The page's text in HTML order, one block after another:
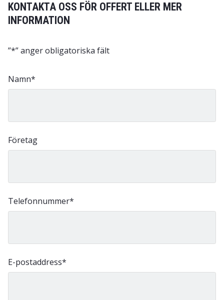
KONTAKTA OSS FÖR OFFERT ELLER MER
INFORMATION
”*” anger obligatoriska fält
Namn*
Företag
Telefonnummer*
E-postaddress*